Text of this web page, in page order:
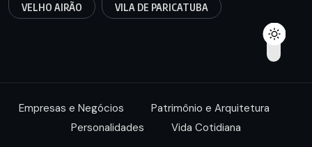
VELHO AIRÃO VILA DE PARICATUBA
Empresas e Negócios
Patrimônio e Arquitetura
Personalidades
Vida Cotidiana